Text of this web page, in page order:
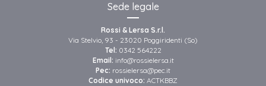
Sede legale
Rossi & Lersa S.r.l.
Via Stelvio, 93 - 23020 Poggiridenti (So)
Tel: 0342 564222
Email: info@rossielersa.it
Pec: rossielersa@pec.it
Codice univoco: ACTKBBZ